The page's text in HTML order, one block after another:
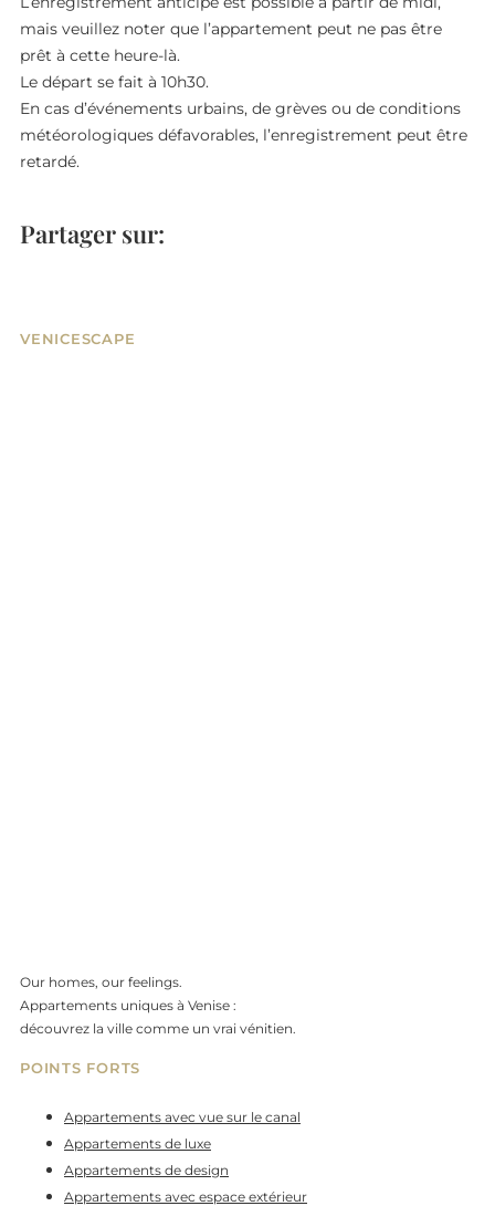
mais veuillez noter que l’appartement peut ne pas être
prêt à cette heure-là.
Le départ se fait à 10h30.
En cas d’événements urbains, de grèves ou de conditions
météorologiques défavorables, l’enregistrement peut être
retardé.
Partager sur:
VENICESCAPE
Our homes, our feelings.
Appartements uniques à Venise :
découvrez la ville comme un vrai vénitien.
POINTS FORTS
Appartements avec vue sur le canal
Appartements de luxe
Appartements de design
Appartements avec espace extérieur